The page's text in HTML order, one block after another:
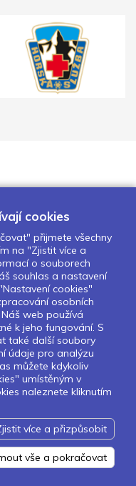
Pro školy
GDPR
pravidelný
s.r.o. Redakční systém MultiCMS
cookies
přijmete všechny
na "Zjistit více a
o souborech
souhlas a nastavení
cookies"
osobních
Náš web používá
k jeho fungování. S
také další soubory
údaje pro analýzu
můžete kdykoliv
umístěným v
naleznete kliknutím
více a přizpůsobit
vše a pokračovat